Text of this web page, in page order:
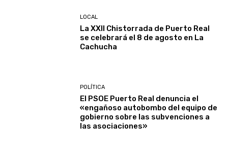
LOCAL
La XXII Chistorrada de Puerto Real
se celebrará el 8 de agosto en La
Cachucha
POLÍTICA
El PSOE Puerto Real denuncia el
«engañoso autobombo del equipo de
gobierno sobre las subvenciones a
las asociaciones»